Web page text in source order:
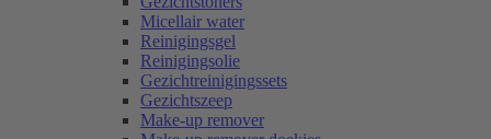
Micellair water
Reinigingsgel
Reinigingsolie
Gezichtreinigingssets
Gezichtszeep
Make-up remover